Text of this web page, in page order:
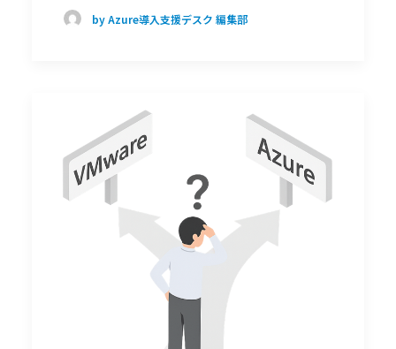
by Azure導入支援デスク 編集部